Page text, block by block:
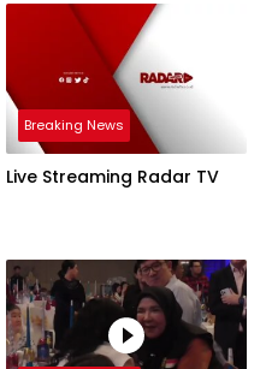
Hantu
Breaking News
Live Streaming Radar TV